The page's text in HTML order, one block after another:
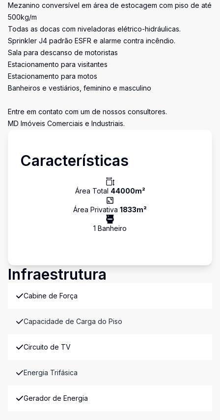
Mezanino conversível em área de estocagem com piso de até
500kg/m
Todas as docas com niveladoras elétrico-hidráulicas.
Sprinkler J4 padrão ESFR e alarme contra incêndio.
Sala para descanso de motoristas
Estacionamento para visitantes
Estacionamento para motos
Banheiros e vestiários, feminino e masculino
Entre em contato com um de nossos consultores.
MD Imóveis Comerciais e Industriais.
Características
Área Total 44000m²
Área Privativa 1833m²
1 Banheiro
Infraestrutura
Cabine de Força
Capacidade de Carga do Piso
Circuito de TV
Energia Trifásica
Gerador de Energia